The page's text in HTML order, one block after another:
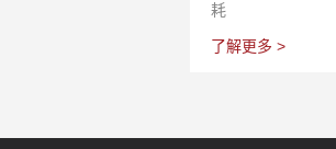
型：FX-551系列
列 新型传感器
耗
了解更多 >